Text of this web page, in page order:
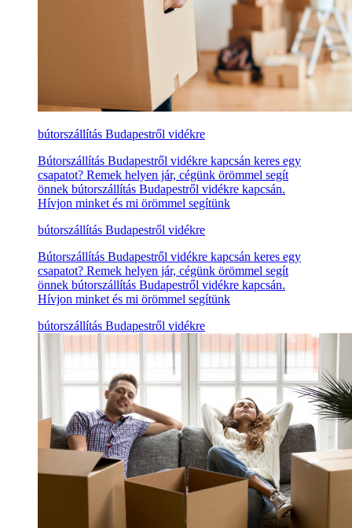
bútorszállítás Budapestről vidékre
Bútorszállítás Budapestről vidékre kapcsán keres egy
csapatot? Remek helyen jár, cégünk örömmel segít
önnek bútorszállítás Budapestről vidékre kapcsán.
Hívjon minket és mi örömmel segítünk
bútorszállítás Budapestről vidékre
Bútorszállítás Budapestről vidékre kapcsán keres egy
csapatot? Remek helyen jár, cégünk örömmel segít
önnek bútorszállítás Budapestről vidékre kapcsán.
Hívjon minket és mi örömmel segítünk
bútorszállítás Budapestről vidékre